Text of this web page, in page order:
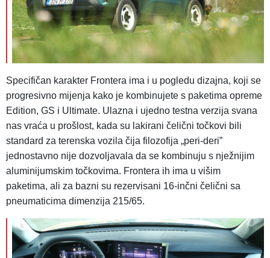
Specifičan karakter Frontera ima i u pogledu dizajna, koji se
progresivno mijenja kako je kombinujete s paketima opreme
Edition, GS i Ultimate. Ulazna i ujedno testna verzija svana
nas vraća u prošlost, kada su lakirani čelični točkovi bili
standard za terenska vozila čija filozofija „peri-deri”
jednostavno nije dozvoljavala da se kombinuju s nježnijim
aluminijumskim točkovima. Frontera ih ima u višim
paketima, ali za bazni su rezervisani 16-inčni čelični sa
pneumaticima dimenzija 215/65.